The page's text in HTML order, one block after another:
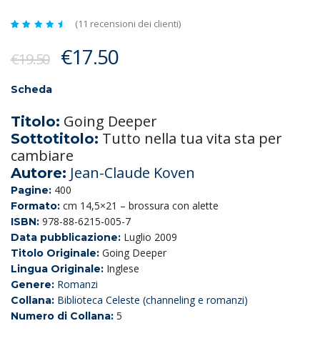
su
recensioni
(11 recensioni dei clienti)
€19.50 Il
era:
€19.50.
€17.50Il
è:
€17.50.
Scheda
Titolo: Going Deeper
Sottotitolo: Tutto nella tua vita sta per
cambiare
Autore: Jean-Claude Koven
Pagine: 400
Formato: cm 14,5×21 – brossura con alette
ISBN: 978-88-6215-005-7
Data pubblicazione: Luglio 2009
Titolo Originale: Going Deeper
Lingua Originale: Inglese
Genere: Romanzi
Collana: Biblioteca Celeste (channeling e romanzi)
Numero di Collana: 5